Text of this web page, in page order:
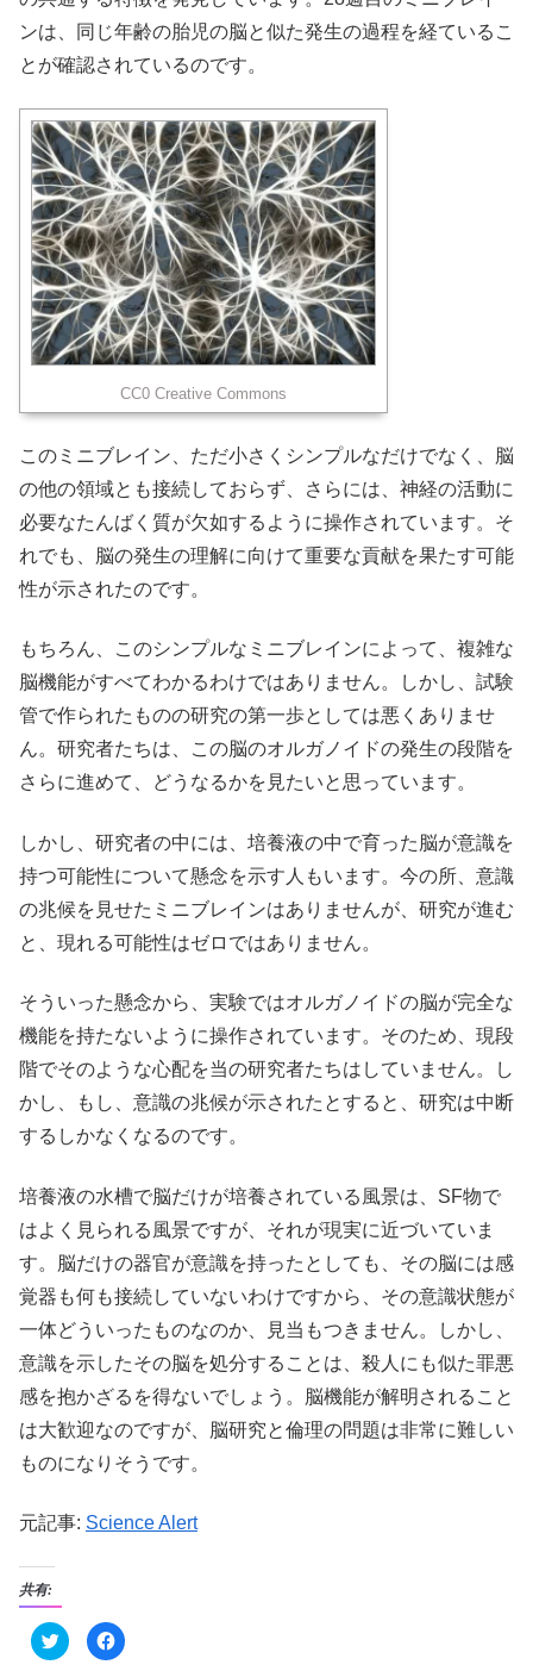
ンは、同じ年齢の胎児の脳と似た発生の過程を経ているこ
とが確認されているのです。
CC0 Creative Commons
このミニブレイン、ただ小さくシンプルなだけでなく、脳
の他の領域とも接続しておらず、さらには、神経の活動に
必要なたんばく質が欠如するように操作されています。そ
れでも、脳の発生の理解に向けて重要な貢献を果たす可能
性が示されたのです。
もちろん、このシンプルなミニブレインによって、複雑な
脳機能がすべてわかるわけではありません。しかし、試験
管で作られたものの研究の第一歩としては悪くありませ
ん。研究者たちは、この脳のオルガノイドの発生の段階を
さらに進めて、どうなるかを見たいと思っています。
しかし、研究者の中には、培養液の中で育った脳が意識を
持つ可能性について懸念を示す人もいます。今の所、意識
の兆候を見せたミニブレインはありませんが、研究が進む
と、現れる可能性はゼロではありません。
そういった懸念から、実験ではオルガノイドの脳が完全な
機能を持たないように操作されています。そのため、現段
階でそのような心配を当の研究者たちはしていません。し
かし、もし、意識の兆候が示されたとすると、研究は中断
するしかなくなるのです。
培養液の水槽で脳だけが培養されている風景は、SF物で
はよく見られる風景ですが、それが現実に近づいていま
す。脳だけの器官が意識を持ったとしても、その脳には感
覚器も何も接続していないわけですから、その意識状態が
一体どういったものなのか、見当もつきません。しかし、
意識を示したその脳を処分することは、殺人にも似た罪悪
感を抱かざるを得ないでしょう。脳機能が解明されること
は大歓迎なのですが、脳研究と倫理の問題は非常に難しい
ものになりそうです。
元記事: Science Alert
共有:
ク
リ
F
a